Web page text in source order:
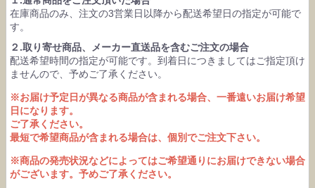
在庫商品のみ、注文の3営業日以降から配送希望日の指定が可能で
す。
２.取り寄せ商品、メーカー直送品を含むご注文の場合
配送希望時間の指定が可能です。到着日につきましてはご指定頂け
ませんので、予めご了承ください。
※お届け予定日が異なる商品が含まれる場合、一番遠いお届け希望
日になります。
ご了承ください。
最短で希望商品が含まれる場合は、個別でご注文下さい。
※商品の発売状況などによってはご希望通りにお届けできない場合
がございます。予めご了承ください。